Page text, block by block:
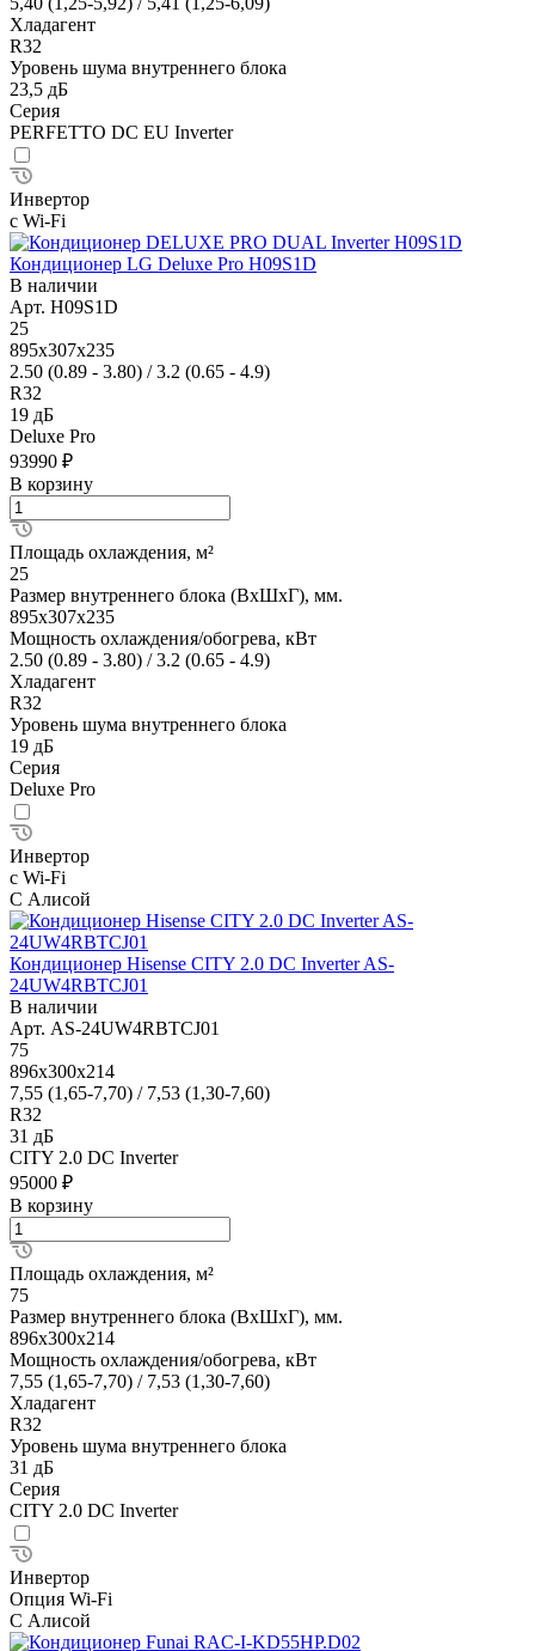
Хладагент
R32
Уровень шума внутреннего блока
23,5 дБ
Серия
PERFETTO DC EU Inverter
Инвертор
с Wi-Fi
Кондиционер LG Deluxe Pro H09S1D
В наличии
Арт. H09S1D
25
895x307x235
2.50 (0.89 - 3.80) / 3.2 (0.65 - 4.9)
R32
19 дБ
Deluxe Pro
93990 ₽
В корзину
Площадь охлаждения, м²
25
Размер внутреннего блока (ВхШхГ), мм.
895x307x235
Мощность охлаждения/обогрева, кВт
2.50 (0.89 - 3.80) / 3.2 (0.65 - 4.9)
Хладагент
R32
Уровень шума внутреннего блока
19 дБ
Серия
Deluxe Pro
Инвертор
с Wi-Fi
С Алисой
Кондиционер Hisense CITY 2.0 DC Inverter AS-
24UW4RBTCJ01
В наличии
Арт. AS-24UW4RBTCJ01
75
896x300x214
7,55 (1,65-7,70) / 7,53 (1,30-7,60)
R32
31 дБ
CITY 2.0 DC Inverter
95000 ₽
В корзину
Площадь охлаждения, м²
75
Размер внутреннего блока (ВхШхГ), мм.
896x300x214
Мощность охлаждения/обогрева, кВт
7,55 (1,65-7,70) / 7,53 (1,30-7,60)
Хладагент
R32
Уровень шума внутреннего блока
31 дБ
Серия
CITY 2.0 DC Inverter
Инвертор
Опция Wi-Fi
С Алисой